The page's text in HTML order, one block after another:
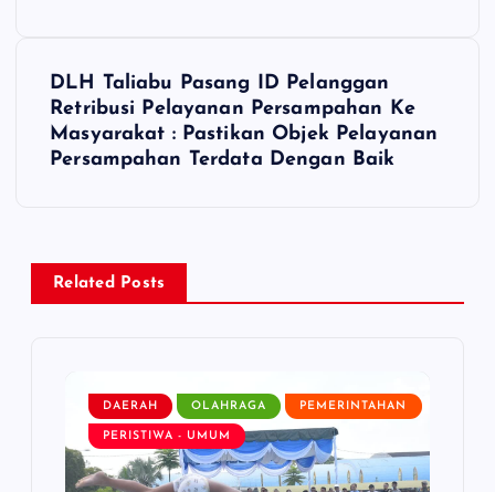
v
DLH Taliabu Pasang ID Pelanggan
Retribusi Pelayanan Persampahan Ke
Masyarakat : Pastikan Objek Pelayanan
Persampahan Terdata Dengan Baik
Related Posts
DAERAH OLAHRAGA PEMERINTAHAN
PERISTIWA - UMUM